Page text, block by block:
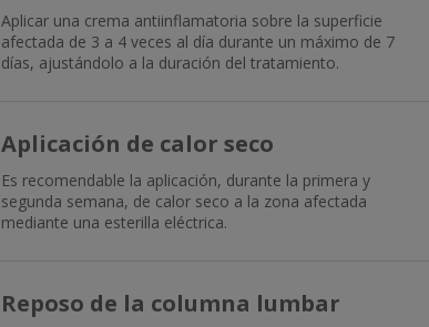
Aplicar una crema antiinflamatoria sobre la superficie
afectada de 3 a 4 veces al día durante un máximo de 7
días, ajustándolo a la duración del tratamiento.
Aplicación de calor seco
Es recomendable la aplicación, durante la primera y
segunda semana, de calor seco a la zona afectada
mediante una esterilla eléctrica.
Reposo de la columna lumbar